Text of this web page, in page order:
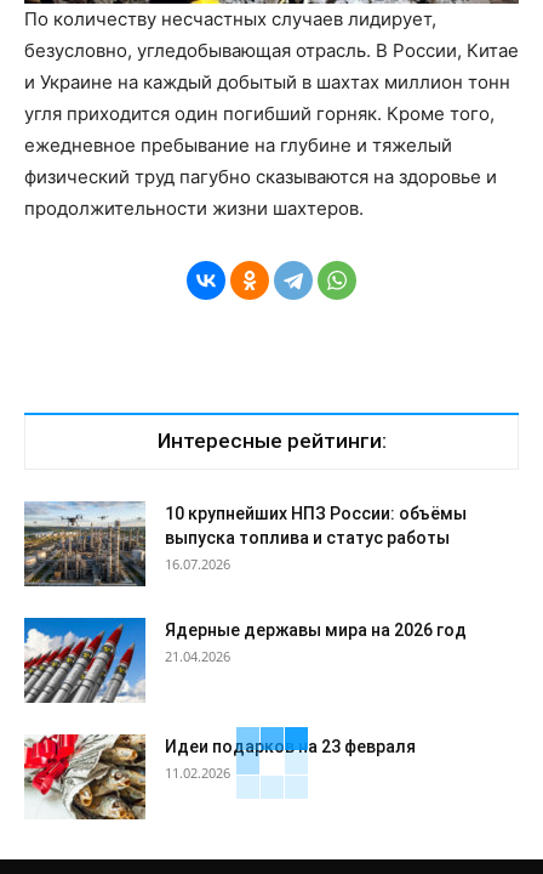
По количеству несчастных случаев лидирует,
безусловно, угледобывающая отрасль. В России, Китае
и Украине на каждый добытый в шахтах миллион тонн
угля приходится один погибший горняк. Кроме того,
ежедневное пребывание на глубине и тяжелый
физический труд пагубно сказываются на здоровье и
продолжительности жизни шахтеров.
Интересные рейтинги:
10 крупнейших НПЗ России: объёмы
выпуска топлива и статус работы
16.07.2026
Ядерные державы мира на 2026 год
21.04.2026
Идеи подарков на 23 февраля
11.02.2026